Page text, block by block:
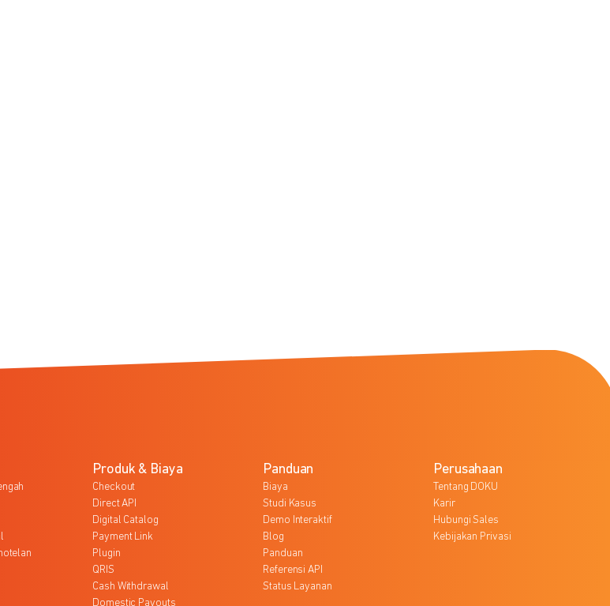
Produk & Biaya
Checkout
Direct API
Digital Catalog
Payment Link
Plugin
QRIS
Cash Withdrawal
Domestic Payouts
Panduan
Biaya
Studi Kasus
Demo Interaktif
Blog
Panduan
Referensi API
Status Layanan
Perusahaan
Tentang DOKU
Karir
Hubungi Sales
Kebijakan Privasi